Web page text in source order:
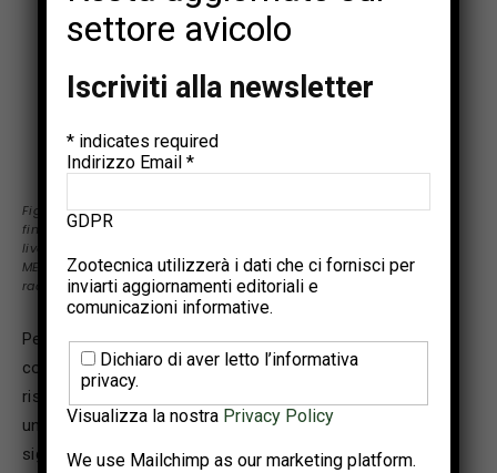
Figura 1 – Accrescimento medio giornaliero (g) dei broiler maschi
fino a 2.5 kg in risposta a diversi livelli di ME e BP (espressa come
livello di lisina digeribile). Il gruppo sottoposto al trattamento con
ME e BP al 100% fa riferimento alle
raccomandazioni di Aviagen
Per quanto riguarda il peso vivo (kg) nei broiler alimentati
con farina, le ricerche interne di Aviagen riportano una
risposta significativa a diversi livelli di ME. In particolare,
una ME inferiore alle raccomandazioni Aviagen riduce
significativamente il peso vivo. LaFigura 2mostra un
settore avicolo
Iscriviti alla newsletter
* indicates required
Indirizzo Email *
GDPR
Zootecnica utilizzerà i dati che ci fornisci per
inviarti aggiornamenti editoriali e
comunicazioni informative.
Dichiaro di aver letto l’informativa
privacy.
Visualizza la nostra Privacy Policy
We use Mailchimp as our marketing platform.